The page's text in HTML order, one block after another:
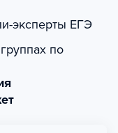
эксперты ЕГЭ
по